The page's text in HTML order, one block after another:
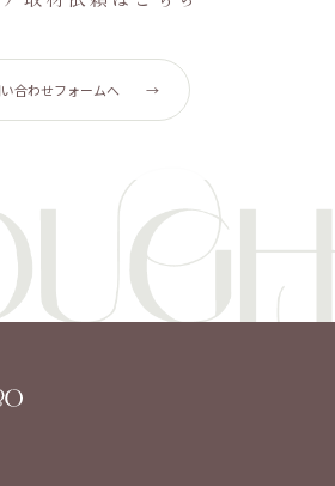
合わせフォームへ →